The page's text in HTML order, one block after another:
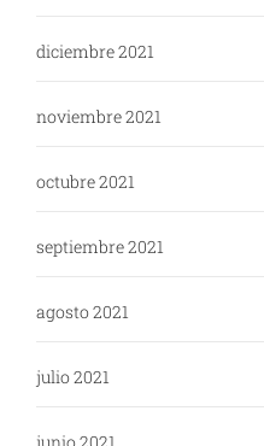
diciembre 2021
noviembre 2021
octubre 2021
septiembre 2021
agosto 2021
julio 2021